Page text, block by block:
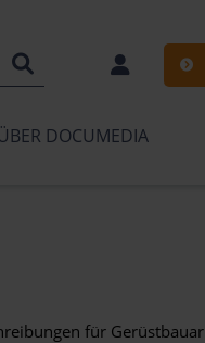
DOCUMEDIA
für